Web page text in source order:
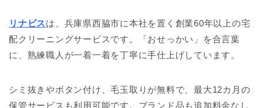
リナビスは、兵庫県西脇市に本社を置く創業60年以上の宅
配クリーニングサービスです。「おせっかい」を合言葉
に、熟練職人が一着一着を丁寧に手仕上げしています。
シミ抜きやボタン付け、毛玉取りが無料で、最大12カ月の
保管サービスも利用可能です。ブランド品も追加料金なし